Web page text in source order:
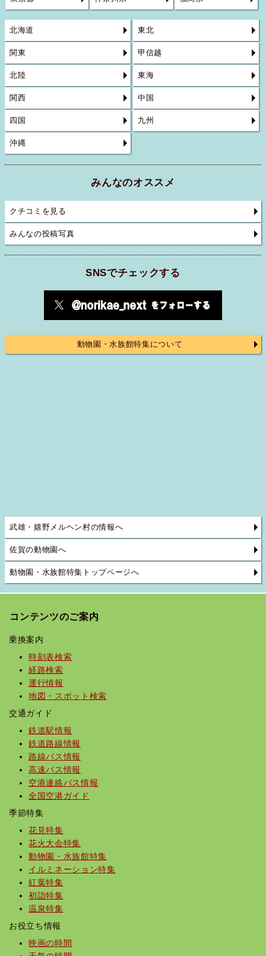
北海道 東北
関東 甲信越
北陸 東海
関西 中国
四国 九州
沖縄
みんなのオススメ
クチコミを見る
みんなの投稿写真
SNSでチェックする
動物園・水族館特集について
武雄・嬉野メルヘン村の情報へ
佐賀の動物園へ
動物園・水族館特集トップページへ
コンテンツのご案内
乗換案内
時刻表検索
経路検索
運行情報
地図・スポット検索
交通ガイド
鉄道駅情報
鉄道路線情報
路線バス情報
高速バス情報
空港連絡バス情報
全国空港ガイド
季節特集
花見特集
花火大会特集
動物園・水族館特集
イルミネーション特集
紅葉特集
初詣特集
温泉特集
お役立ち情報
映画の時間